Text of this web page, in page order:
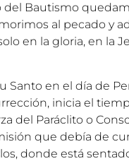
Bautismo
al pecado y
en la gloria, en la
Santo en el día de
inicia el
del Paráclito o
que debía de
donde está